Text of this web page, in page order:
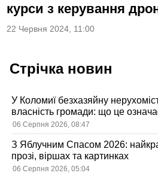
курси з керування
22 Червня 2024, 11:00
Стрічка новин
У Коломиї безхазяйну
власність громади: що це
06 Серпня 2026, 08:47
З Яблучним Спасом 2026:
прозі, віршах та картинках
06 Серпня 2026, 05:04